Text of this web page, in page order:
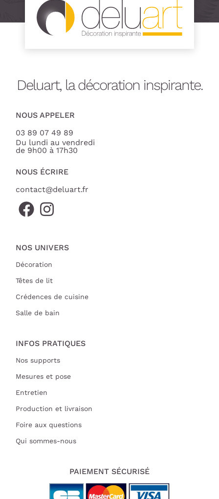
Deluart, la décoration inspirante.
NOUS APPELER
03 89 07 49 89
Du lundi au vendredi
de 9h00 à 17h30
NOUS ÉCRIRE
contact@deluart.fr
NOS UNIVERS
Décoration
Têtes de lit
Crédences de cuisine
Salle de bain
INFOS PRATIQUES
Nos supports
Mesures et pose
Entretien
Production et livraison
Foire aux questions
Qui sommes-nous
PAIEMENT SÉCURISÉ